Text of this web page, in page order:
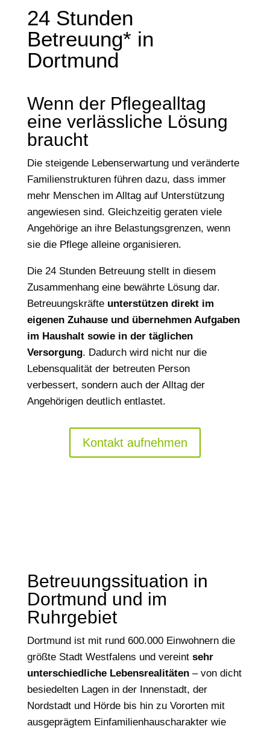
24 Stunden
Betreuung* in
Dortmund
Wenn der Pflegealltag
eine verlässliche Lösung
braucht
Die steigende Lebenserwartung und veränderte
Familienstrukturen führen dazu, dass immer
mehr Menschen im Alltag auf Unterstützung
angewiesen sind. Gleichzeitig geraten viele
Angehörige an ihre Belastungsgrenzen, wenn
sie die Pflege alleine organisieren.
Die 24 Stunden Betreuung stellt in diesem
Zusammenhang eine bewährte Lösung dar.
Betreuungskräfte unterstützen direkt im
eigenen Zuhause und übernehmen Aufgaben
im Haushalt sowie in der täglichen
Versorgung. Dadurch wird nicht nur die
Lebensqualität der betreuten Person
verbessert, sondern auch der Alltag der
Angehörigen deutlich entlastet.
Kontakt aufnehmen
Betreuungssituation in
Dortmund und im
Ruhrgebiet
Dortmund ist mit rund 600.000 Einwohnern die
größte Stadt Westfalens und vereint sehr
unterschiedliche Lebensrealitäten– von dicht
besiedelten Lagen in der Innenstadt, der
Nordstadt und Hörde bis hin zu Vororten mit
ausgeprägtem Einfamilienhauscharakter wie